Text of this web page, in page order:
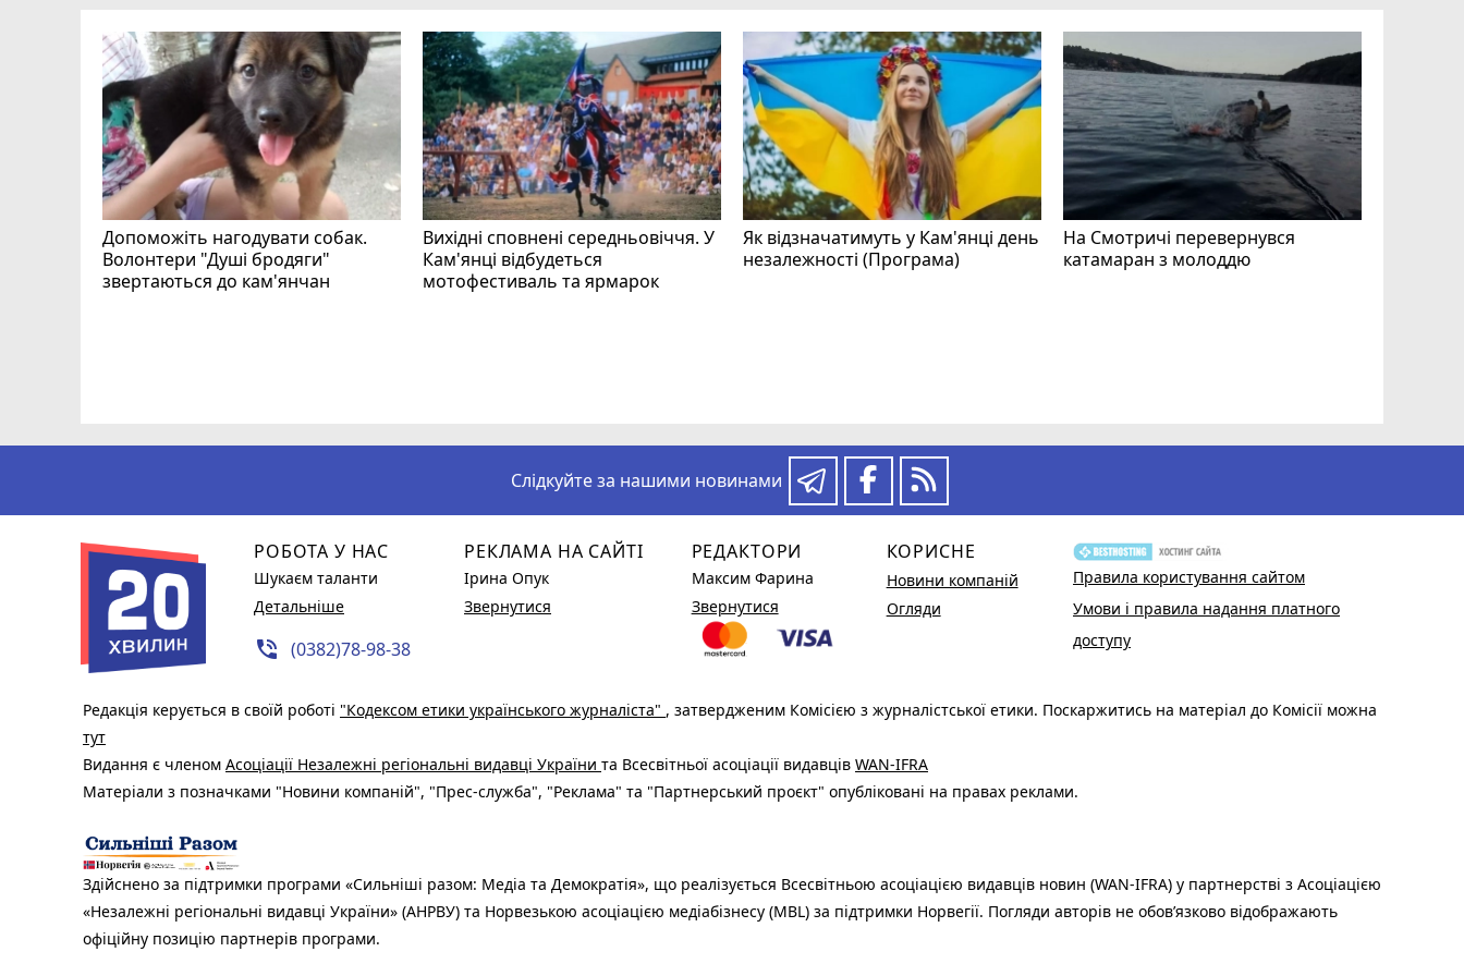
Допоможіть нагодувати собак.
Волонтери "Душі бродяги"
звертаються до кам'янчан
Вихідні сповнені середньовіччя. У
Кам'янці відбудеться
мотофестиваль та ярмарок
Як відзначатимуть у Кам'янці день
незалежності (Програма)
На Смотричі перевернувся
катамаран з молоддю
Слідкуйте за нашими новинами
РОБОТА У НАС
Шукаєм таланти
Детальніше
phone_in_talk (0382)78-98-38
РЕКЛАМА НА САЙТІ
Ірина Опук
Звернутися
РЕДАКТОРИ
Максим Фарина
Звернутися
КОРИСНЕ
Новини компаній
Огляди
Правила користування сайтом
Умови і правила надання платного
доступу
Редакція керується в своїй роботі "Кодексом етики українського журналіста" , затвердженим Комісією з журналістської етики. Поскаржитись на матеріал до Комісії можна
тут
Видання є членом Асоціації Незалежні регіональні видавці України та Всесвітньої асоціації видавців WAN-IFRA
Матеріали з позначками "Новини компаній", "Прес-служба", "Реклама" та "Партнерський проєкт" опубліковані на правах реклами.
Здійснено за підтримки програми «Сильніші разом: Медіа та Демократія», що реалізується Всесвітньою асоціацією видавців новин (WAN-IFRA) у партнерстві з Асоціацією
«Незалежні регіональні видавці України» (АНРВУ) та Норвезькою асоціацією медіабізнесу (MBL) за підтримки Норвегії. Погляди авторів не обов’язково відображають
офіційну позицію партнерів програми.